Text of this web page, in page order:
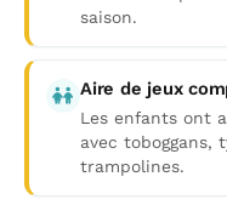
saison.
Aire de jeux
Les enfants ont
avec toboggans,
trampolines.